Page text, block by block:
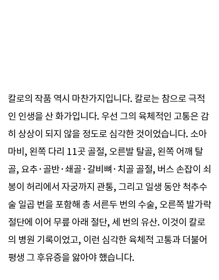
칼로의 작품 역시 마찬가지입니다. 칼로는 참으로 극적
인 인생을 산 화가입니다. 우선 그의 육체적인 고통은 감
히 상상이 되지 않을 정도로 심각한 것이었습니다. 소아
마비, 왼쪽 다리 11곳 골절, 오른발 탈골, 왼쪽 어깨 탈
골, 요추·골반·쇄골·갈비뼈·치골 골절, 버스 손잡이 쇠
봉이 허리에서 자궁까지 관통, 그리고 일생 동안 척추수
술 일곱 번을 포함해 총 서른두 번의 수술, 오른쪽 발가락
절단에 이어 무릎 아래 절단, 세 번의 유산. 이것이 칼로
의 병원 기록이었고, 이런 심각한 육체적 고통과 더불어
평생 그 후유증을 앓아야 했습니다.